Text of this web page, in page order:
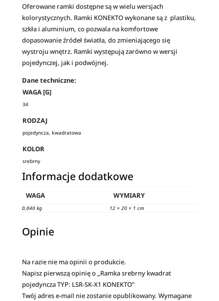
Oferowane ramki dostępne są w wielu wersjach
kolorystycznych. Ramki KONEKTO wykonane są z plastiku,
szkła i aluminium, co pozwala na komfortowe
dopasowanie źródeł światła, do zmieniającego się
wystroju wnętrz. Ramki występują zarówno w wersji
pojedynczej, jak i podwójnej.
Dane techniczne:
WAGA [G]
34
RODZAJ
pojedyncza, kwadratowa
KOLOR
srebrny
Informacje dodatkowe
WAGA
0,040 kg
WYMIARY
12 × 20 × 1 cm
Opinie
Na razie nie ma opinii o produkcie.
Napisz pierwszą opinię o „Ramka srebrny kwadrat
pojedyncza TYP: LSR-SK-X1 KONEKTO”
Twój adres e-mail nie zostanie opublikowany. Wymagane